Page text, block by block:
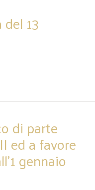
13
di parte
ed a favore
gennaio